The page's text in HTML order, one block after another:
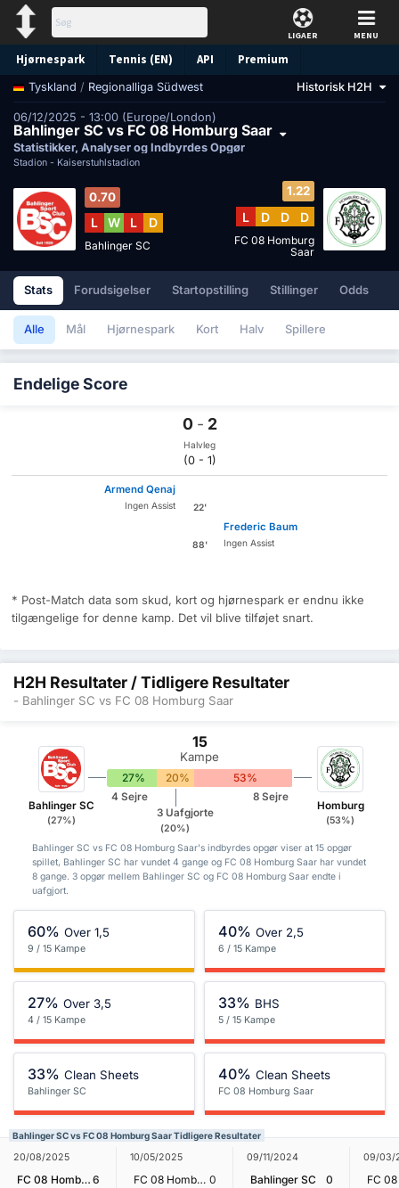
LIGAER MENU
Hjørnespark Tennis (EN) API Premium
Forudsigelse
Tyskland / Regionalliga Südwest Historisk H2H
06/12/2025 - 13:00 (Europe/London)
Bahlinger SC vs FC 08 Homburg Saar
Statistikker, Analyser og Indbyrdes Opgør
Stadion - Kaiserstuhlstadion
0.70
L W L D
Bahlinger SC
1.22
L D D D
FC 08 Homburg
Saar
Stats Forudsigelser Startopstilling Stillinger Odds
Alle Mål Hjørnespark Kort Halv Spillere
Endelige Score
0 - 2
Halvleg
(0 - 1)
Armend Qenaj
Ingen Assist 22'
88'
Frederic Baum
Ingen Assist
* Post-Match data som skud, kort og hjørnespark er endnu ikke
tilgængelige for denne kamp. Det vil blive tilføjet snart.
H2H Resultater / Tidligere Resultater
- Bahlinger SC vs FC 08 Homburg Saar
Bahlinger SC
(27%)
15
Kampe
27% 20% 53%
4 Sejre
3 Uafgjorte
(20%)
8 Sejre
Homburg
(53%)
Bahlinger SC vs FC 08 Homburg Saar's indbyrdes opgør viser at 15 opgør
spillet, Bahlinger SC har vundet 4 gange og FC 08 Homburg Saar har vundet
8 gange. 3 opgør mellem Bahlinger SC og FC 08 Homburg Saar endte i
uafgjort.
60% Over 1,5
9 / 15 Kampe
40% Over 2,5
6 / 15 Kampe
27% Over 3,5
4 / 15 Kampe
33% BHS
5 / 15 Kampe
33% Clean Sheets
Bahlinger SC
40% Clean Sheets
FC 08 Homburg Saar
Bahlinger SC vs FC 08 Homburg Saar Tidligere Resultater
20/08/2025
FC 08 Homburg Saar 6
10/05/2025
FC 08 Homburg Saar 0
09/11/2024
Bahlinger SC
0
09/03/